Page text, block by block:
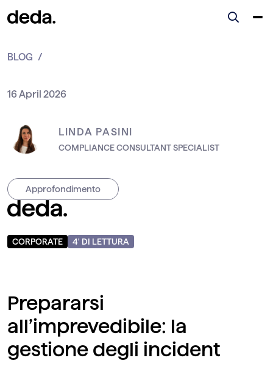
BLOG
16 April 2026
LINDA PASINI
COMPLIANCE CONSULTANT SPECIALIST
Approfondimento
4' DI LETTURA
Prepararsi
all’imprevedibile: la
gestione degli incident